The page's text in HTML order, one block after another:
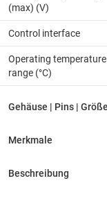
(max) (V)
Control interface
Operating temperature
range (°C)